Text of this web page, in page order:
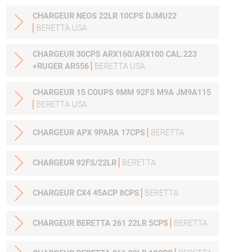
CHARGEUR NEOS 22LR 10CPS DJMU22
BERETTA USA
CHARGEUR 30CPS ARX160/ARX100 CAL.223
+RUGER AR556
BERETTA USA
CHARGEUR 15 COUPS 9MM 92FS M9A JM9A115
BERETTA USA
CHARGEUR APX 9PARA 17CPS BERETTA
CHARGEUR 92FS/22LR BERETTA
CHARGEUR CX4 45ACP 8CPS BERETTA
CHARGEUR BERETTA 261 22LR 5CPS BERETTA